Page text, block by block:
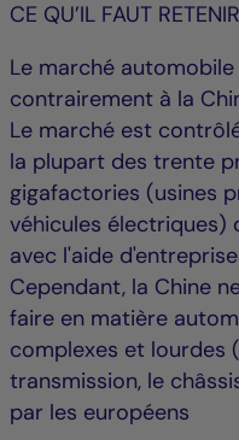
CE QU’IL FAUT
Le marché
contrairement à la
Le marché est
la plupart des trente
gigafactories (usines
véhicules
avec l'aide
Cependant, la Chine
faire en matière
complexes et lourdes
transmission, le
par les européens